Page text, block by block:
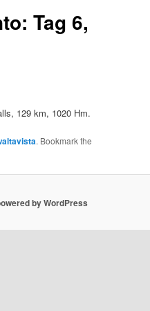
Tag 6,
129 km, 1020 Hm.
. Bookmark the
by WordPress